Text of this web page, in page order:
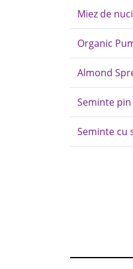
Miez de
Organic
Almond
Seminte
Seminte cu